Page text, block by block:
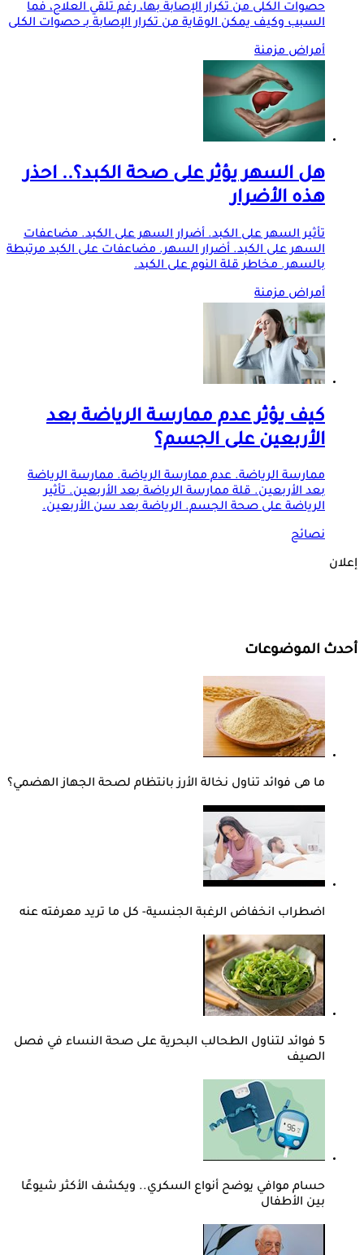
حصوات الكلى من تكرار الإصابة بها، رغم تلقي العلاج، فما
السبب وكيف يمكن الوقاية من تكرار الإصابة بـ حصوات الكلى
أمراض مزمنة
هل السهر يؤثر على صحة الكبد؟.. احذر
هذه الأضرار
تأثير السهر على الكبد. أضرار السهر على الكبد. مضاعفات
السهر على الكبد. أضرار السهر. مضاعفات على الكبد مرتبطة
بالسهر. مخاطر قلة النوم على الكبد.
أمراض مزمنة
كيف يؤثر عدم ممارسة الرياضة بعد
الأربعين على الجسم؟
ممارسة الرياضة. عدم ممارسة الرياضة. ممارسة الرياضة
بعد الأربعين. قلة ممارسة الرياضة بعد الأربعين. تأثير
الرياضة على صحة الجسم. الرياضة بعد سن الأربعين.
نصائح
إعلان
أحدث الموضوعات
ما هى فوائد تناول نخالة الأرز بانتظام لصحة الجهاز الهضمي؟
اضطراب انخفاض الرغبة الجنسية- كل ما تريد معرفته عنه
5 فوائد لتناول الطحالب البحرية على صحة النساء في فصل
الصيف
حسام موافي يوضح أنواع السكري.. ويكشف الأكثر شيوعًا
بين الأطفال